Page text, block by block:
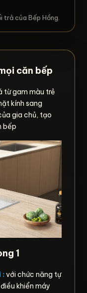
trả của Bếp Hồng.
căn bếp
từ gam màu trẻ
kính sang
gia chủ, tạo
bếp
1
: với chức năng tự
khiển máy